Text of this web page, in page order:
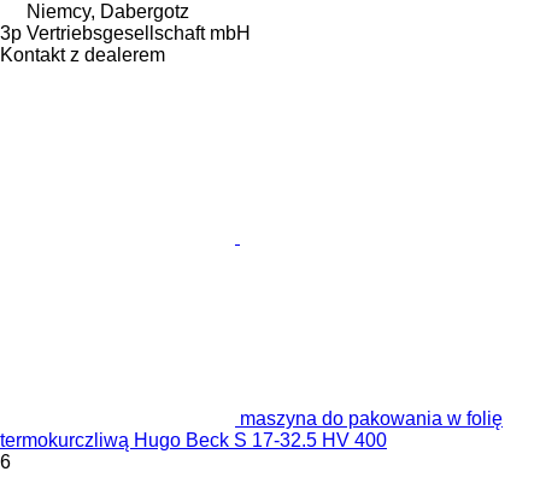
Niemcy, Dabergotz
3p Vertriebsgesellschaft mbH
Kontakt z dealerem
maszyna do pakowania w folię
termokurczliwą Hugo Beck S 17-32.5 HV 400
6